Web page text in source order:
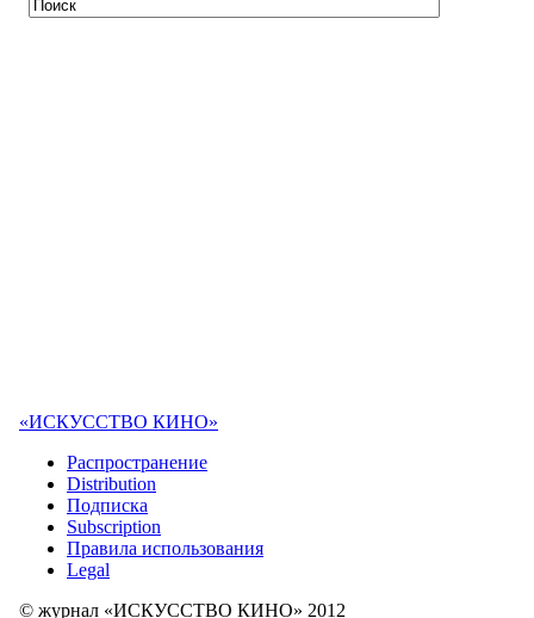
«ИСКУССТВО КИНО»
Распространение
Distribution
Подписка
Subscription
Правила использования
Legal
© журнал «ИСКУССТВО КИНО» 2012